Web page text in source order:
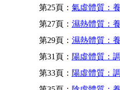
第25頁： 氣虛體質：
第27頁： 濕熱體質：
第29頁： 濕熱體質：
第31頁： 陽虛體質：
第33頁： 陽虛體質：